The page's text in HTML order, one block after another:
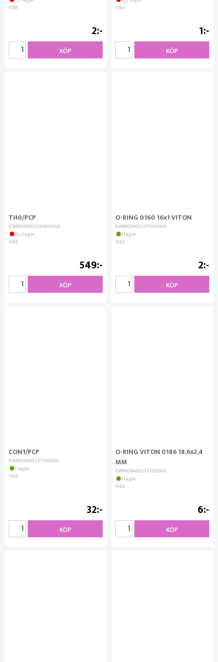
1165
2
KÖP
1165
1
KÖP
TH0/PCP
EWM09401236900000
Ej i lager
1165
549
KÖP
O-RING 0160 16x1 VITON
EWM09401237000000
I lager
1165
2
KÖP
CON1/PCP
EWM09401237100000
I lager
1165
32
KÖP
O-RING VITON 0186 18,6x2,4
MM
EWM09401237300000
I lager
1165
6
KÖP